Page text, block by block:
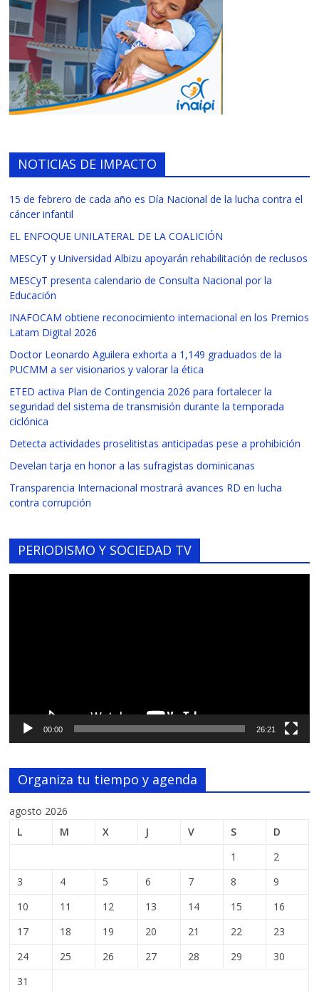
NOTICIAS DE IMPACTO
15 de febrero de cada año es Día Nacional de la lucha contra el
cáncer infantil
EL ENFOQUE UNILATERAL DE LA COALICIÓN
MESCyT y Universidad Albizu apoyarán rehabilitación de reclusos
MESCyT presenta calendario de Consulta Nacional por la
Educación
INAFOCAM obtiene reconocimiento internacional en los Premios
Latam Digital 2026
Doctor Leonardo Aguilera exhorta a 1,149 graduados de la
PUCMM a ser visionarios y valorar la ética
ETED activa Plan de Contingencia 2026 para fortalecer la
seguridad del sistema de transmisión durante la temporada
ciclónica
Detecta actividades proselitistas anticipadas pese a prohibición
Develan tarja en honor a las sufragistas dominicanas
Transparencia Internacional mostrará avances RD en lucha
contra corrupción
PERIODISMO Y SOCIEDAD TV
00:00 26:21
Organiza tu tiempo y agenda
agosto 2026
L
M X J V S
D
1
2
3
4 5 6 7 8
9
10
11 12 13 14 15
16
17
18 19 20 21 22
23
24
25 26 27 28 29
30
31